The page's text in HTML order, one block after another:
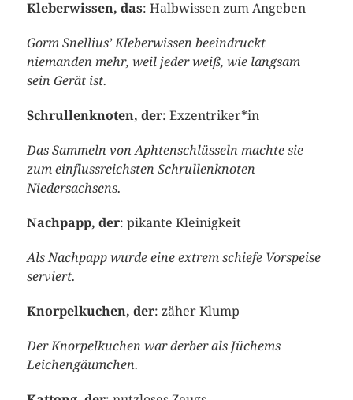
Kleberwissen, das: Halbwissen zum Angeben
Gorm Snellius’ Kleberwissen beeindruckt
niemanden mehr, weil jeder weiß, wie langsam
sein Gerät ist.
Schrullenknoten, der: Exzentriker*in
Das Sammeln von Aphtenschlüsseln machte sie
zum einflussreichsten Schrullenknoten
Niedersachsens.
Nachpapp, der: pikante Kleinigkeit
Als Nachpapp wurde eine extrem schiefe Vorspeise
serviert.
Knorpelkuchen, der: zäher Klump
Der Knorpelkuchen war derber als Jüchems
Leichengäumchen.